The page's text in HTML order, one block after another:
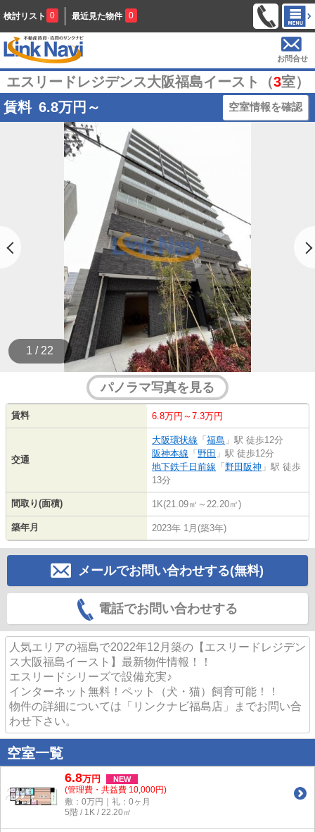
検討リスト 0 最近見た物件 0
お問合せ
エスリードレジデンス大阪福島イースト（3室）
賃料 6.8万円～ 空室情報を確認
1 / 22
パノラマ写真を見る
賃料 6.8万円～7.3万円
交通
大阪環状線 「 福島 」駅 徒歩12分
阪神本線 「 野田 」駅 徒歩12分
地下鉄千日前線 「 野田阪神 」駅 徒歩
13分
間取り(面積) 1K(21.09㎡～22.20㎡)
築年月 2023年 1月(築3年)
メールでお問い合わせする(無料)
電話でお問い合わせする
人気エリアの福島で2022年12月築の【エスリードレジデン
ス大阪福島イースト】最新物件情報！！
エスリードシリーズで設備充実♪
インターネット無料！ペット（犬・猫）飼育可能！！
物件の詳細については「リンクナビ福島店」までお問い合
わせ下さい。
空室一覧
6.8万円 NEW
(管理費・共益費 10,000円)
敷：0万円｜礼：0ヶ月
5階 / 1K / 22.20㎡